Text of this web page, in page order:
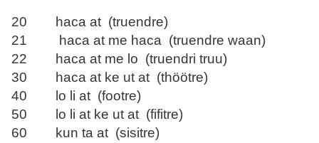
20 haca at (truendre)
21 haca at me haca (truendre waan)
22 haca at me lo (truendri truu)
30 haca at ke ut at (thöötre)
40 lo li at (footre)
50 lo li at ke ut at (fifitre)
60 kun ta at (sisitre)